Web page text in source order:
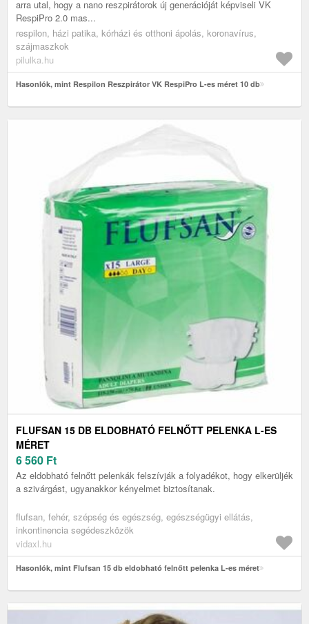
arra utal, hogy a nano reszpirátorok új generációját képviseli VK
RespiPro 2.0 mas...
respilon, házi patika, kórházi és otthoni ápolás, koronavírus,
szájmaszkok
pilulka.hu
Hasonlók, mint Respilon Reszpirátor VK RespiPro L-es méret 10 db
FLUFSAN 15 DB ELDOBHATÓ FELNŐTT PELENKA L-ES
MÉRET
6 560 Ft
Az eldobható felnőtt pelenkák felszívják a folyadékot, hogy elkerüljék
a szivárgást, ugyanakkor kényelmet biztosítanak.
flufsan, fehér, szépség és egészség, egészségügyi ellátás,
inkontinencia segédeszközök
vidaxl.hu
Hasonlók, mint Flufsan 15 db eldobható felnőtt pelenka L-es méret